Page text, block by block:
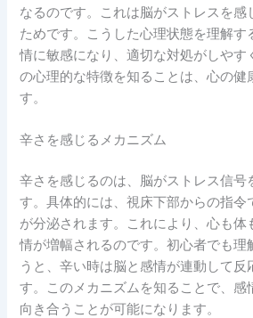
なるのです。これは脳がストレスを感
ためです。こうした心理状態を理解す
情に敏感になり、適切な対処がしやす
の心理的な特徴を知ることは、心の健
す。
辛さを感じるメカニズム
辛さを感じるのは、脳がストレス信号
す。具体的には、視床下部からの指令
が分泌されます。これにより、心も体
情が増幅されるのです。初心者でも理
うと、辛い時は脳と感情が連動して反
す。このメカニズムを知ることで、感
向き合うことが可能になります。